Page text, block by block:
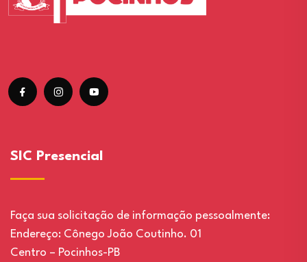
SIC Presencial
Faça sua solicitação de informação pessoalmente:
Endereço: Cônego João Coutinho. 01
Centro – Pocinhos-PB